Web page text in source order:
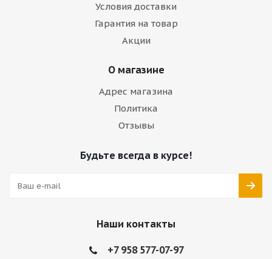
Условия доставки
Гарантия на товар
Акции
О магазине
Адрес магазина
Политика
Отзывы
Будьте всегда в курсе!
Наши контакты
+7 958 577-07-97